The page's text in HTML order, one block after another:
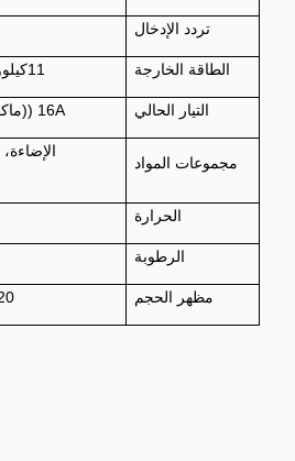
تردد الإدخال
الطاقة الخارجة 11كيلوواط
التيار الحالي 16A ((ماكس)
مجموعات المواد
الحرارة
الرطوبة
مظهر الحجم 220ملم ×